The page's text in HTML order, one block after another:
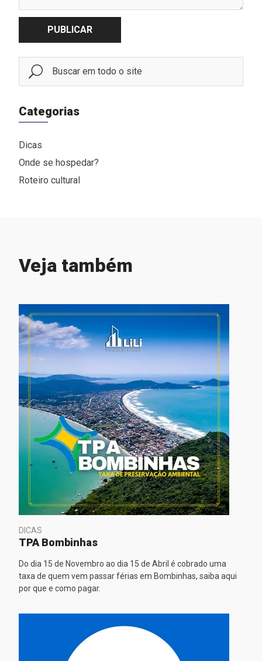
PUBLICAR
Categorias
Dicas
Onde se hospedar?
Roteiro cultural
Veja também
DICAS
TPA Bombinhas
Do dia 15 de Novembro ao dia 15 de Abril é cobrado uma
taxa de quem vem passar férias em Bombinhas, saiba aqui
por que e como pagar.